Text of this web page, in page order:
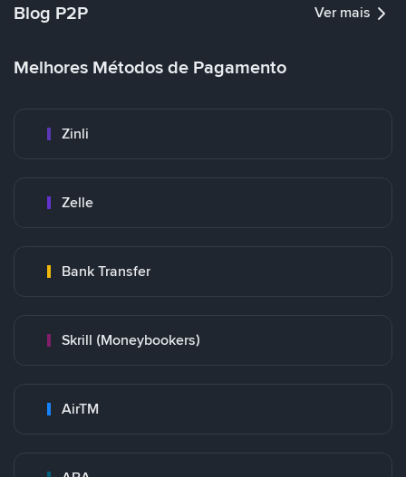
Blog P2P Ver mais
Melhores Métodos de Pagamento
Zinli
Zelle
Bank Transfer
Skrill (Moneybookers)
AirTM